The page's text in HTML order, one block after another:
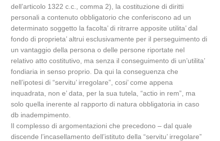
dell’articolo 1322 c.c., comma 2), la costituzione di diritti
personali a contenuto obbligatorio che conferiscono ad un
determinato soggetto la facolta’ di ritrarre apposite utilita’ dal
fondo di proprieta’ altrui esclusivamente per il perseguimento di
un vantaggio della persona o delle persone riportate nel
relativo atto costitutivo, ma senza il conseguimento di un’utilita’
fondiaria in senso proprio. Da qui la conseguenza che
nell’ipotesi di “servitu’ irregolare”, cosi’ come appena
inquadrata, non e’ data, per la sua tutela, “actio in rem”, ma
solo quella inerente al rapporto di natura obbligatoria in caso
db inadempimento.
Il complesso di argomentazioni che precedono – dal quale
discende l’incasellamento dell’istituto della “servitu’ irregolare”